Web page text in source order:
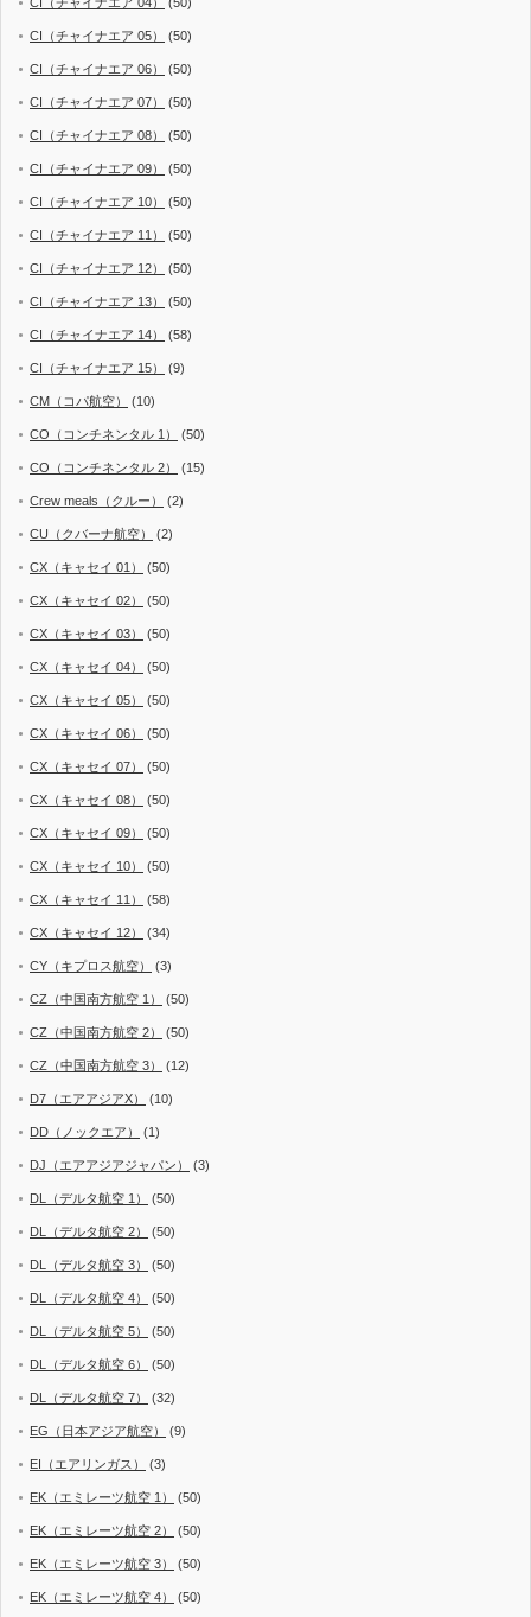
CI（チャイナエア 05） (50)
CI（チャイナエア 06） (50)
CI（チャイナエア 07） (50)
CI（チャイナエア 08） (50)
CI（チャイナエア 09） (50)
CI（チャイナエア 10） (50)
CI（チャイナエア 11） (50)
CI（チャイナエア 12） (50)
CI（チャイナエア 13） (50)
CI（チャイナエア 14） (58)
CI（チャイナエア 15） (9)
CM（コパ航空） (10)
CO（コンチネンタル 1） (50)
CO（コンチネンタル 2） (15)
Crew meals（クルー） (2)
CU（クバーナ航空） (2)
CX（キャセイ 01） (50)
CX（キャセイ 02） (50)
CX（キャセイ 03） (50)
CX（キャセイ 04） (50)
CX（キャセイ 05） (50)
CX（キャセイ 06） (50)
CX（キャセイ 07） (50)
CX（キャセイ 08） (50)
CX（キャセイ 09） (50)
CX（キャセイ 10） (50)
CX（キャセイ 11） (58)
CX（キャセイ 12） (34)
CY（キプロス航空） (3)
CZ（中国南方航空 1） (50)
CZ（中国南方航空 2） (50)
CZ（中国南方航空 3） (12)
D7（エアアジアX） (10)
DD（ノックエア） (1)
DJ（エアアジアジャパン） (3)
DL（デルタ航空 1） (50)
DL（デルタ航空 2） (50)
DL（デルタ航空 3） (50)
DL（デルタ航空 4） (50)
DL（デルタ航空 5） (50)
DL（デルタ航空 6） (50)
DL（デルタ航空 7） (32)
EG（日本アジア航空） (9)
EI（エアリンガス） (3)
EK（エミレーツ航空 1） (50)
EK（エミレーツ航空 2） (50)
EK（エミレーツ航空 3） (50)
EK（エミレーツ航空 4） (50)